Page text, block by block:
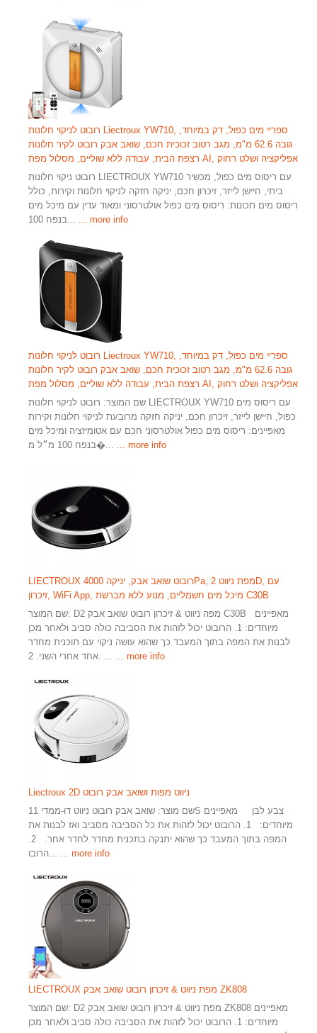
רובוט לניקוי חלונות Liectroux YW710, ספריי מים כפול, דק במיוחד,
גובה 62.6 מ"מ, מגב רטוב זכוכית חכם, שואב אבק רובוט לקיר חלונות
רצפת הבית, עבודה ללא שוליים, מסלול מפת AI, אפליקציה ושלט רחוק
רובוט ניקוי חלונות LIECTROUX YW710 עם ריסוס מים כפול, מכשיר
ביתי, חיישן לייזר, זיכרון חכם, יניקה חזקה לניקוי חלונות וקירות, כולל
ריסוס מים תכונות: ריסוס מים כפול אולטרסוני ומאוד עדין עם מיכל מים
... more info
רובוט לניקוי חלונות Liectroux YW710, ספריי מים כפול, דק במיוחד,
גובה 62.6 מ"מ, מגב רטוב זכוכית חכם, שואב אבק רובוט לקיר חלונות
רצפת הבית, עבודה ללא שוליים, מסלול מפת AI, אפליקציה ושלט רחוק
שם המוצר: רובוט לניקוי חלונות LIECTROUX YW710 עם ריסוס מים
כפול, חיישן לייזר, זיכרון חכם, יניקה חזקה מרובעת לניקוי חלונות וקירות
מאפיינים: ריסוס מים כפול אולטרסוני חכם עם אטומיזציה ומיכל מים
בנפח 100 מ״ל מ�...
... more info
LIECTROUX רובוט שואב אבק, יניקה 4000Pa, מפת ניווט 2D, עם
זיכרון, WiFi App, מיכל מים חשמליים, מנוע ללא מברשת C30B
שם המוצר: D2 מפה ניווט & זיכרון רובוט שואב אבק C30B מאפיינים
מיוחדים: 1. הרובוט יכול לזהות את הסביבה כולה סביב ולאחר מכן
לבנות את המפה בתוך המעבד כך שהוא עושה ניקוי עם תוכנית מחדר
... more info
Liectroux 2D ניווט מפות ושואב אבק רובוט
שם מוצר: שואב אבק רובוט ניווט דו-ממדי 11S צבע לבן מאפיינים
מיוחדים: 1. הרובוט יכול לזהות את כל הסביבה מסביב ואז לבנות את
... more info
LIECTROUX מפת ניווט & זיכרון רובוט שואב אבק ZK808
שם המוצר: D2 מפת ניווט & זיכרון רובוט שואב אבק ZK808 מאפיינים
מיוחדים: 1. הרובוט יכול לזהות את הסביבה כולה סביב ולאחר מכן